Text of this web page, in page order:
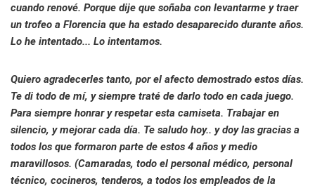
cuando renové. Porque dije que soñaba con levantarme y traer
un trofeo a Florencia que ha estado desaparecido durante años.
Lo he intentado... Lo intentamos.
Quiero agradecerles tanto, por el afecto demostrado estos días.
Te di todo de mí, y siempre traté de darlo todo en cada juego.
Para siempre honrar y respetar esta camiseta. Trabajar en
silencio, y mejorar cada día. Te saludo hoy.. y doy las gracias a
todos los que formaron parte de estos 4 años y medio
maravillosos. (Camaradas, todo el personal médico, personal
técnico, cocineros, tenderos, a todos los empleados de la